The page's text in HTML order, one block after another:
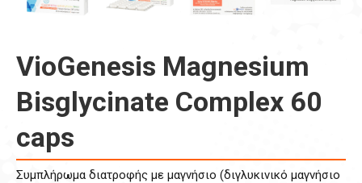
VioGenesis Magnesium
Bisglycinate Complex 60
caps
Συμπλήρωμα διατροφής με μαγνήσιο (διγλυκινικό μαγνήσιο